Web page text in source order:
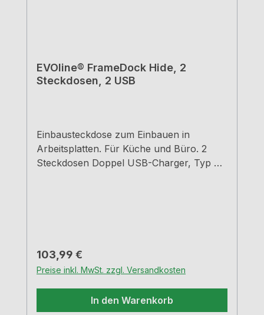
EVOline® FrameDock Hide, 2
Steckdosen, 2 USB
Einbausteckdose zum Einbauen in
Arbeitsplatten. Für Küche und Büro. 2
Steckdosen Doppel USB-Charger, Typ A
Regulärer Preis:
103,99 €
Preise inkl. MwSt. zzgl. Versandkosten
In den Warenkorb